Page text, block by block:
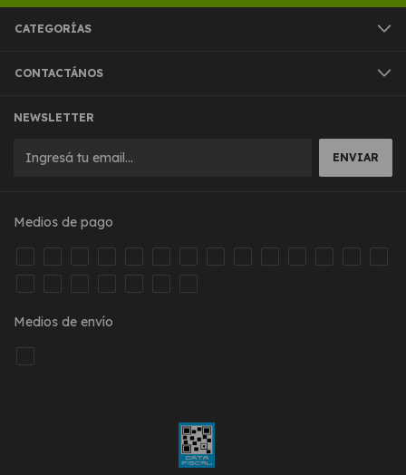
CATEGORÍAS
CONTACTÁNOS
NEWSLETTER
Medios de pago
Medios de envío